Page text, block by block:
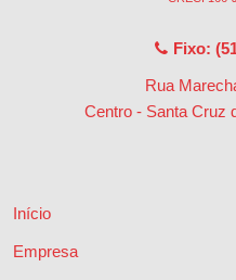
Fixo:
Rua
Centro - Santa Cruz
Início
Empresa